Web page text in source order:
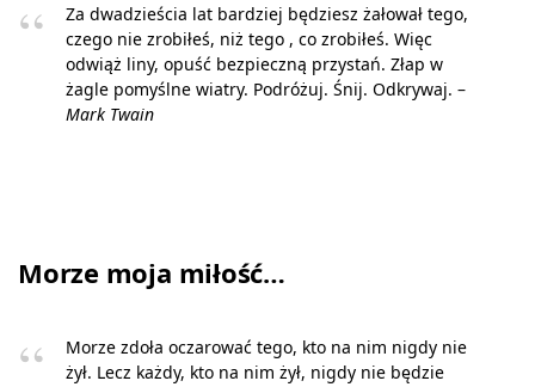
Za dwadzieścia lat bardziej będziesz żałował tego,
czego nie zrobiłeś, niż tego , co zrobiłeś. Więc
odwiąż liny, opuść bezpieczną przystań. Złap w
żagle pomyślne wiatry. Podróżuj. Śnij. Odkrywaj. –
Mark Twain
Morze moja miłość…
Morze zdoła oczarować tego, kto na nim nigdy nie
żył. Lecz każdy, kto na nim żył, nigdy nie będzie